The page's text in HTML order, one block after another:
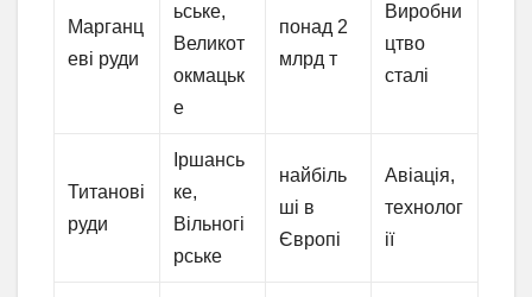
Марганц
еві руди
ьське,
Великот
окмацьк
е
понад 2
млрд т
Виробни
цтво
сталі
Титанові
руди
Іршансь
ке,
Вільногі
рське
найбіль
ші в
Європі
Авіація,
технолог
ії